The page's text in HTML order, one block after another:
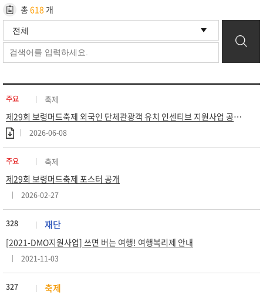
총 618 개
주요 축제
제29회 보령머드축제 외국인 단체관광객 유치 인센티브 지원사업 공고 (재공고)
2026-06-08
주요 축제
제29회 보령머드축제 포스터 공개
2026-02-27
328 재단
[2021-DMO지원사업] 쓰면 버는 여행! 여행복리제 안내
2021-11-03
327 축제